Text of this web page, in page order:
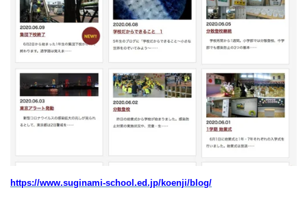
https://www.suginami-school.ed.jp/koenji/blog/